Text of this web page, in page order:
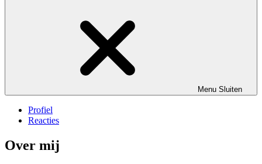
Menu Sluiten
Profiel
Reacties
Over mij